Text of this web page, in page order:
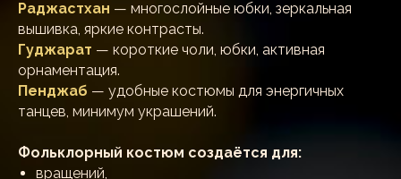
Раджастхан — многослойные юбки, зеркальная
вышивка, яркие контрасты.
Гуджарат — короткие чоли, юбки, активная
орнаментация.
Пенджаб — удобные костюмы для энергичных
танцев, минимум украшений.
Фольклорный костюм создаётся для:
вращений,